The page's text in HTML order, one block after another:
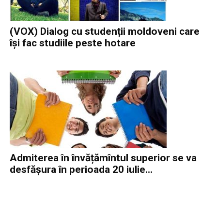
(VOX) Dialog cu studenții moldoveni care
își fac studiile peste hotare
Admiterea în învățămîntul superior se va
desfășura în perioada 20 iulie...